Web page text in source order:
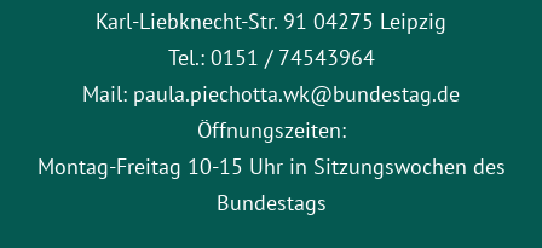
Karl-Liebknecht-Str. 91 04275 Leipzig
Tel.: 0151 / 74543964
Mail: paula.piechotta.wk@bundestag.de
Öffnungszeiten:
Montag-Freitag 10-15 Uhr in Sitzungswochen des
Bundestags